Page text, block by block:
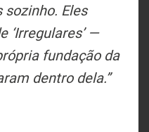
Eles
‘Irregulares’ —
fundação da
dentro dela.”